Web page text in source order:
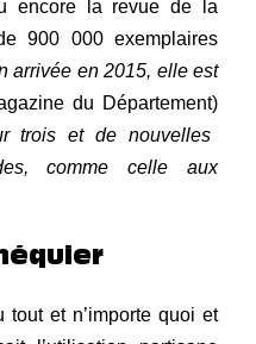
encore la revue de la
de900 000 exemplaires
arrivée en 2015, elle est
du Département)
troiset de nouvelles
, comme celle aux
et n’importe quoi et